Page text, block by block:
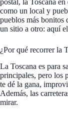
postal, la Toscana
como un local y
pueblos más bonitos
un sitio a otro: aquí
¿Por qué recorrer la
La Toscana es para
principales, pero los
te dé la gana,
Además, las
mirar.